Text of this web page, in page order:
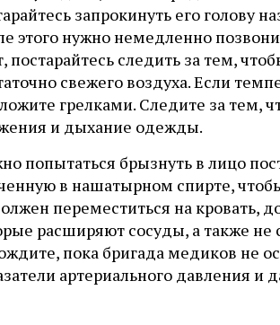
запрокинуть его голову
этого нужно немедленно
постарайтесь следить за тем,
свежего воздуха. Если
грелками. Следите за тем,
и дыхание одежды.
попытаться брызнуть в лицо
в нашатырном спирте,
переместиться на кровать,
расширяют сосуды, а также не
пока бригада медиков не
артериального давления и